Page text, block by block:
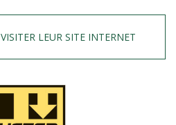
VISITER LEUR SITE INTERNET